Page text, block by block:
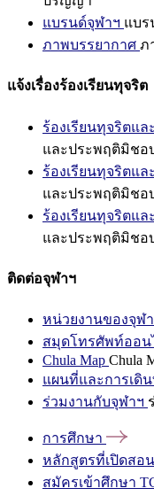
แบรนด์จุฬาฯ แบร
ภาพบรรยากาศ ภ
แจ้งเรื่องร้องเรียนทุจริต
ร้องเรียนทุจริตแ
และประพฤติมิชอ
ร้องเรียนทุจริตแ
และประพฤติมิชอ
ร้องเรียนทุจริตแ
และประพฤติมิชอ
ติดต่อจุฬาฯ
หน่วยงานของจุฬ
สมุดโทรศัพท์ออน
Chula Map Chula
แผนที่และการเดิน
ร่วมงานกับจุฬาฯ
การศึกษา
หลักสูตรที่เปิดสอน
สมัครเข้าศึกษา